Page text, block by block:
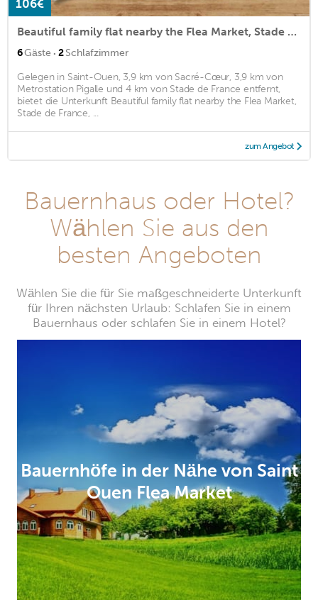
106€
Beautiful family flat nearby the Flea Market, Stade de France, Montmartre
6Gäste · 2Schlafzimmer
Gelegen in Saint-Ouen, 3,9 km von Sacré-Cœur, 3,9 km von
Metrostation Pigalle und 4 km von Stade de France entfernt,
bietet die Unterkunft Beautiful family flat nearby the Flea Market,
Stade de France, ...
zum Angebot
Bauernhaus oder Hotel?
Wählen Sie aus den
besten Angeboten
Wählen Sie die für Sie maßgeschneiderte Unterkunft
für Ihren nächsten Urlaub: Schlafen Sie in einem
Bauernhaus oder schlafen Sie in einem Hotel?
Bauernhöfe in der Nähe von Saint
Ouen Flea Market